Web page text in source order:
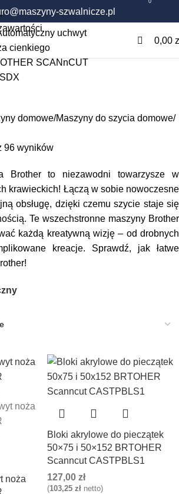
szwalnicze.pl
0
0,00
domowe Maszyny do szycia domowe
96 wyników
Brother to niezawodni towarzysze w
krawieckich! Łączą w sobie nowoczesne
obsługę, dzięki czemu szycie staje się
Te wszechstronne maszyny Brother
każdą kreatywną wizję – od drobnych
kreacje. Sprawdź, jak łatwe
noża
Bloki akrylowe do pieczątek
50×75 i 50×152 BRTOHER
Scanncut CASTPBLS1
127,00 zł
(103,25 zł netto)